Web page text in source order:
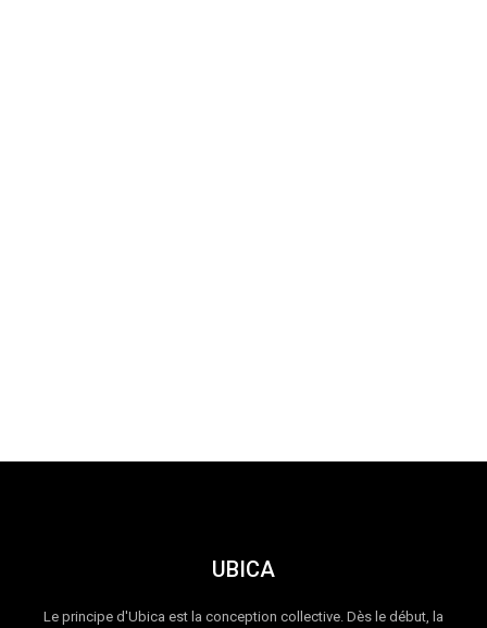
UBICA
Le principe d'Ubica est la conception collective. Dès le début, la